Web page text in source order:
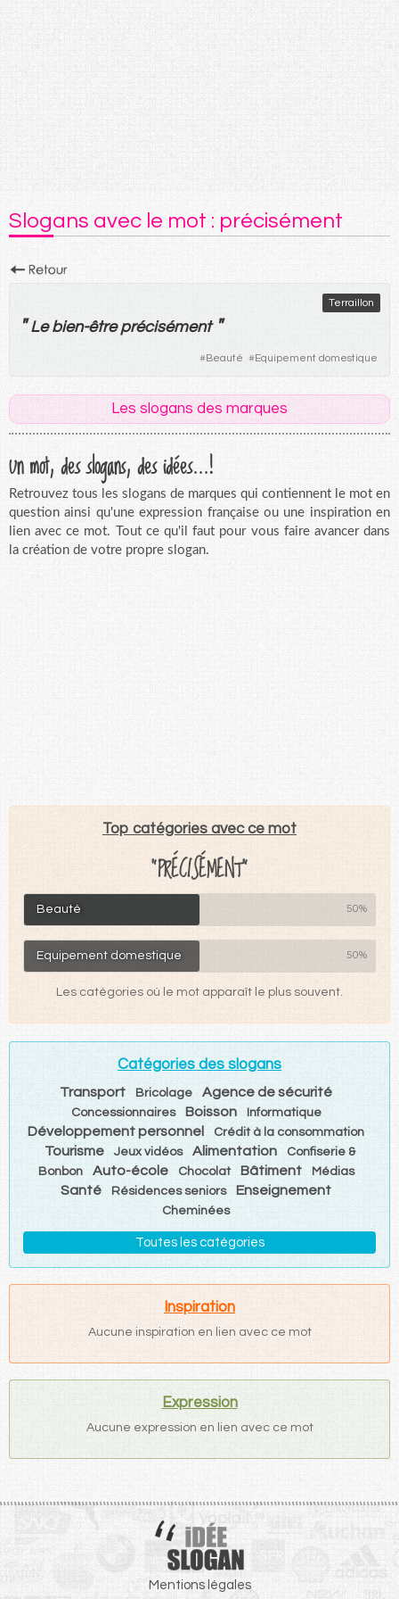
Slogans avec le mot : précisément
Terraillon
" Le bien-être précisément "
#Beauté #Equipement domestique
Les slogans des marques
Un mot, des slogans, des idées...!
Retrouvez tous les slogans de marques qui contiennent le mot en
question ainsi qu'une expression française ou une inspiration en
lien avec ce mot. Tout ce qu'il faut pour vous faire avancer dans
la création de votre propre slogan.
Top catégories avec ce mot
"PRÉCISÉMENT"
Beauté 50%
Equipement domestique 50%
Les catégories où le mot apparaît le plus souvent.
Catégories des slogans
Transport Bricolage Agence de sécurité
Concessionnaires Boisson Informatique
Développement personnel Crédit à la consommation
Tourisme Jeux vidéos Alimentation
Confiserie &
Bonbon
Auto-école Chocolat Bâtiment Médias
Santé Résidences seniors Enseignement
Cheminées
Toutes les catégories
Inspiration
Aucune inspiration en lien avec ce mot
Expression
Aucune expression en lien avec ce mot
Mentions légales